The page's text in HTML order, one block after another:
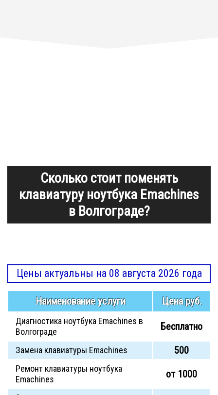
Сколько стоит поменять
клавиатуру ноутбука Emachines
в Волгограде?
Цены актуальны на 08 августа 2026 года
Наименование услуги Цена руб.
Диагностика ноутбука Emachines в
Волгограде
Бесплатно
Замена клавиатуры Emachines 500
Ремонт клавиатуры ноутбука
Emachines
от 1000